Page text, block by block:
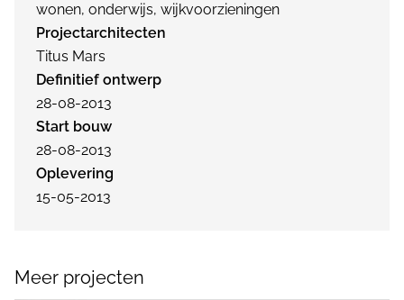
wonen, onderwijs, wijkvoorzieningen
Projectarchitecten
Titus Mars
Definitief ontwerp
28-08-2013
Start bouw
28-08-2013
Oplevering
15-05-2013
Meer projecten